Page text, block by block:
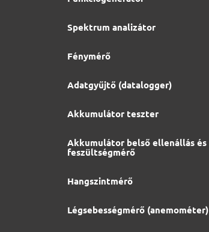
Spektrum analizátor
Fénymérő
Adatgyűjtő (datalogger)
Akkumulátor teszter
Akkumulátor belső ellenállás és
feszültségmérő
Hangszintmérő
Légsebességmérő (anemométer)